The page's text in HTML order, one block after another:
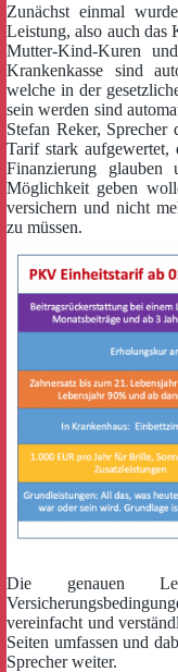
Zunächst einmal
Leistung, also auch das
Mutter-Kind-Kuren
Krankenkasse sind
welche in der
sein werden sind
Stefan Reker, Sprecher
Tarif stark aufgewertet,
Finanzierung
Möglichkeit geben
versichern und nicht
zu müssen.
Die genauen
vereinfacht und
Seiten umfassen und
Sprecher weiter.